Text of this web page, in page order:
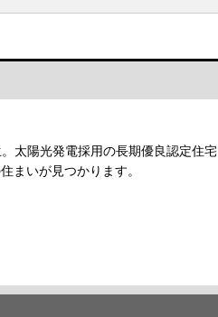
陽光発電採用の長期優良認定住
まいが見つかります。